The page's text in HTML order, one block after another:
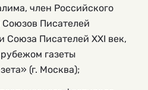
член Российского
Писателей
Союза Писателей XXI век,
газеты
(г. Москва);